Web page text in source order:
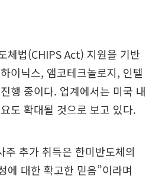
체법(CHIPS Act) 지원을 기반
이닉스, 앰코테크놀로지, 인텔
행 중이다. 업계에서는 미국 내
도 확대될 것으로 보고 있다.
주 추가 취득은 한미반도체의
에 대한 확고한 믿음”이라며